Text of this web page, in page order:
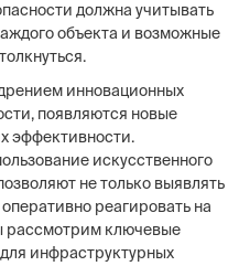
должна учитывать
объекта и возможные
инновационных
появляются новые
эффективности.
искусственного
не только выявлять
реагировать на
рассмотрим ключевые
инфраструктурных